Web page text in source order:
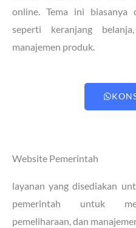
online. Tema ini biasanya
seperti keranjang
manajemen produk.
Website Pemerintah
layanan yang disediakan
pemerintah untuk
pemeliharaan, dan